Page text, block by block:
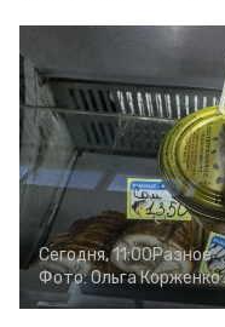
Сегодня, 11:00Разное
Фото:Ольга Корженко